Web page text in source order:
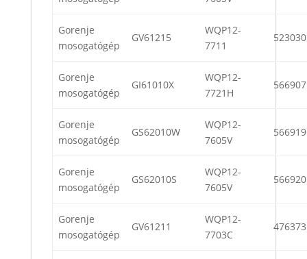
Gorenje
mosogatógép
GV61215
WQP12-
7711
523030
Gorenje
mosogatógép
GI61010X
WQP12-
7721H
566907
Gorenje
mosogatógép
GS62010W
WQP12-
7605V
566919
Gorenje
mosogatógép
GS62010S
WQP12-
7605V
566920
Gorenje
mosogatógép
GV61211
WQP12-
7703C
476373